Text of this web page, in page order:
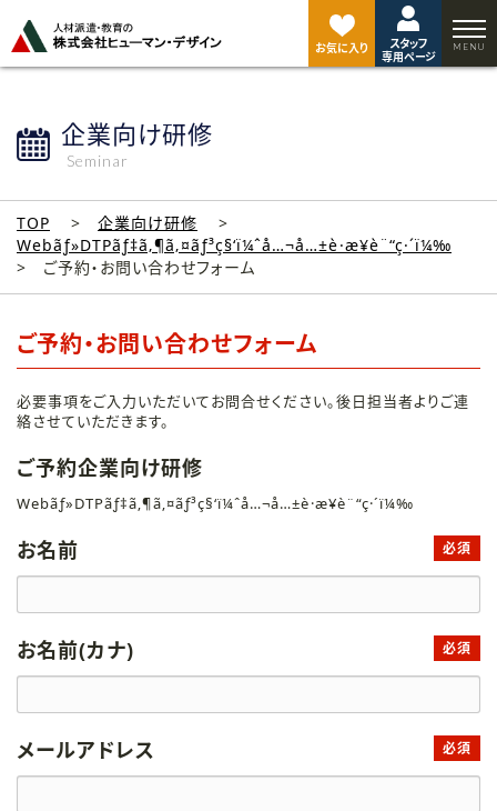
お気に入り
スタッフ
専用ページ
企業向け研修
Seminar
TOP
企業向け研修
Webãƒ»DTPãƒ‡ã‚¶ã‚¤ãƒ³ç§‘ï¼ˆå…¬å…±è·æ¥­è¨“ç·´ï¼‰
ご予約・お問い合わせフォーム
ご予約・お問い合わせフォーム
必要事項をご入力いただいてお問合せください。後日担当者よりご連
絡させていただきます。
ご予約企業向け研修
Webãƒ»DTPãƒ‡ã‚¶ã‚¤ãƒ³ç§‘ï¼ˆå…¬å…±è·æ¥­è¨“ç·´ï¼‰
お名前 必須
お名前(カナ) 必須
メールアドレス 必須
ジ
ト